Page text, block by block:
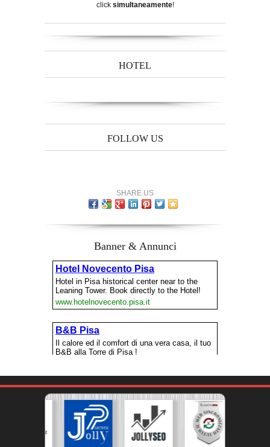
click simultaneamente!
HOTEL
FOLLOW US
SHARE US
Banner & Annunci